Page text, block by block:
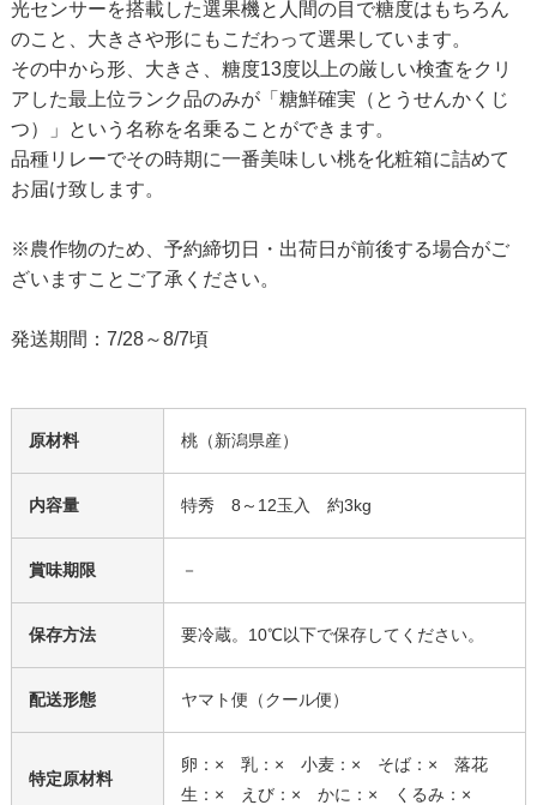
光センサーを搭載した選果機と人間の目で糖度はもちろん
のこと、大きさや形にもこだわって選果しています。
その中から形、大きさ、糖度13度以上の厳しい検査をクリ
アした最上位ランク品のみが「糖鮮確実（とうせんかくじ
つ）」という名称を名乗ることができます。
品種リレーでその時期に一番美味しい桃を化粧箱に詰めて
お届け致します。
※農作物のため、予約締切日・出荷日が前後する場合がご
ざいますことご了承ください。
発送期間：7/28～8/7頃
原材料 桃（新潟県産）
内容量 特秀 8～12玉入 約3kg
賞味期限 －
保存方法 要冷蔵。10℃以下で保存してください。
配送形態 ヤマト便（クール便）
特定原材料
卵：× 乳：× 小麦：× そば：× 落花
生：× えび：× かに：× くるみ：×